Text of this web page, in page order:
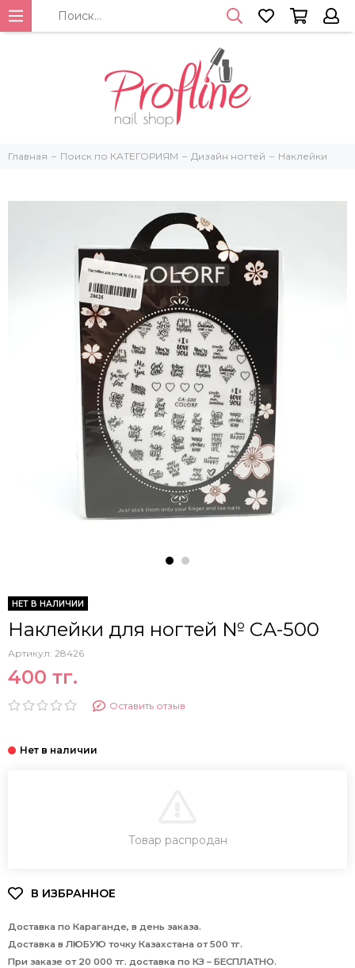
Главная Поиск по КАТЕГОРИЯМ Дизайн ногтей Наклейки
НЕТ В НАЛИЧИИ
Наклейки для ногтей № CA-500
Артикул: 28426
400 тг.
Оставить отзыв
Товар распродан
Доставка по Караганде, в день заказа.
Доставка в ЛЮБУЮ точку Казахстана от 500 тг.
При заказе от 20 000 тг. доставка по КЗ – БЕСПЛАТНО.